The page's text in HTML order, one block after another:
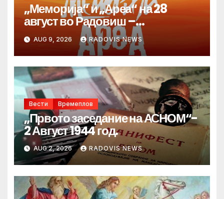
„Меморија“ и „Ареа“ на 28
август во Радовиш –
продолжува традицијата за
Денот на македонските рудари
AUG 9, 2026 RADOVIS NEWS
Вести Времеплов
„Првото заседание на АСНОМ“-
2 Август 1944 год.
AUG 2, 2026 RADOVIS NEWS